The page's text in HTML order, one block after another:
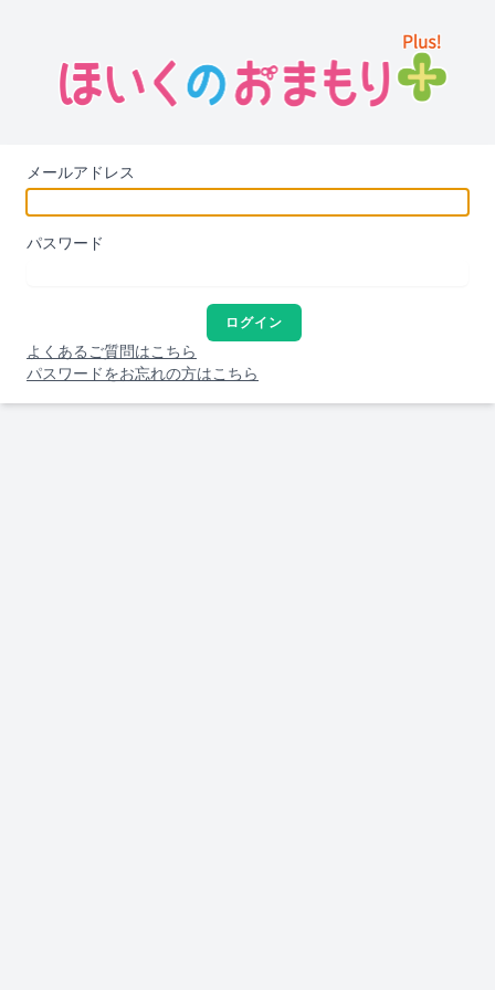
メールアドレス
パスワード
ログイン
よくあるご質問はこちら
パスワードをお忘れの方はこちら